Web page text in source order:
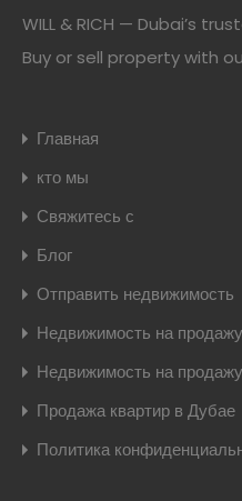
WILL & RICH — Dubai’s
Buy or sell property with
Главная
кто мы
Свяжитесь с
Блог
Отправить недвижимость
Недвижимость на
Недвижимость на
Продажа квартир в Дубае
Политика